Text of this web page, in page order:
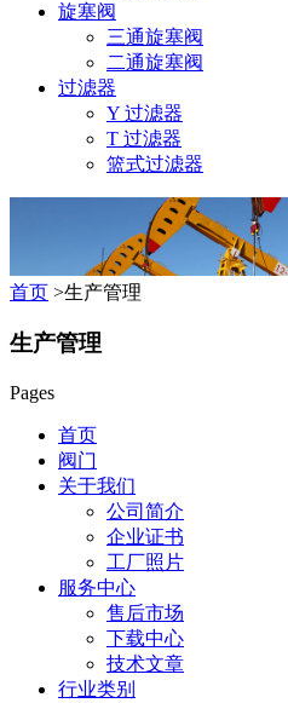
旋塞阀
三通旋塞阀
二通旋塞阀
过滤器
Y 过滤器
T 过滤器
篮式过滤器
首页 >生产管理
生产管理
Pages
首页
阀门
关于我们
公司简介
企业证书
工厂照片
服务中心
售后市场
下载中心
技术文章
行业类别